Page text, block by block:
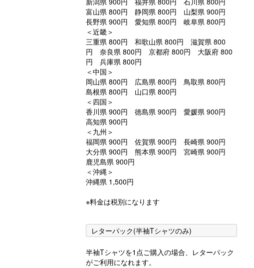
富山県 800円 静岡県 800円 山梨県 900円
長野県 900円 愛知県 800円 岐阜県 800円
＜近畿＞
三重県 800円 和歌山県 800円 滋賀県 800
円 奈良県 800円 京都府 800円 大阪府 800
円 兵庫県 800円
＜中国＞
岡山県 800円 広島県 800円 鳥取県 800円
島根県 800円 山口県 800円
＜四国＞
香川県 900円 徳島県 900円 愛媛県 900円
高知県 900円
＜九州＞
福岡県 900円 佐賀県 900円 長崎県 900円
大分県 900円 熊本県 900円 宮崎県 900円
鹿児島県 900円
＜沖縄＞
沖縄県 1,500円
※料金は税別になります
レターパック(半袖Tシャツのみ)
半袖Tシャツを1点ご購入の場合、レターパック
がご利用になれます。